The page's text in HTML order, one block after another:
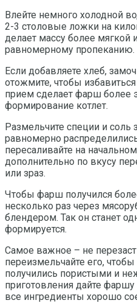
Влейте немного холодной
2-3 столовые ложки на
делает массу более мягкой
равномерному пропеканию.
Если добавляете хлеб,
отожмите, чтобы
прием сделает фарш более
формирование котлет.
Размельчите специи и соль
равномерно
пересаливайте на
дополнительно по вкусу
или зраз.
Чтобы фарш получился
несколько раз через
блендером. Так он станет
формируется.
Самое важное – не
переизмельчайте его,
получились пористыми и
приготовления дайте
все ингредиенты хорошо